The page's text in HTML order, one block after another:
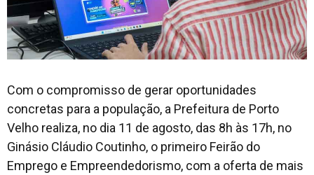
Com o compromisso de gerar oportunidades
concretas para a população, a Prefeitura de Porto
Velho realiza, no dia 11 de agosto, das 8h às 17h, no
Ginásio Cláudio Coutinho, o primeiro Feirão do
Emprego e Empreendedorismo, com a oferta de mais